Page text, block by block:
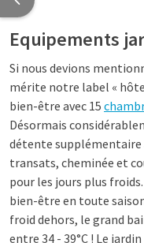
Equipements
Si nous devions
mérite notre label «
bien-être avec 15
Désormais
détente supplémentaire
transats, cheminée et
pour les jours plus
bien-être en toute
froid dehors, le grand
entre 34 - 39°C ! Le